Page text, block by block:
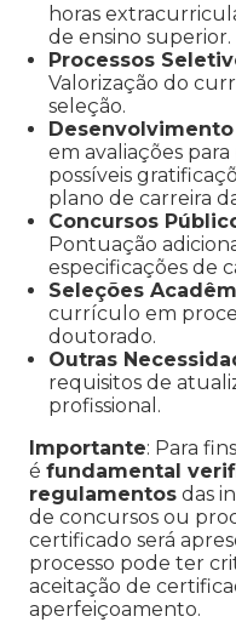
horas
de ensino superior.
Processos
Valorização do
seleção.
em avaliações
possíveis
plano de carreira
Concursos
Pontuação
especificações de
Seleções
currículo em
doutorado.
Outras
requisitos de
profissional.
Importante: Para
é fundamental
regulamentos das
de concursos ou
certificado será
processo pode ter
aceitação de
aperfeiçoamento.